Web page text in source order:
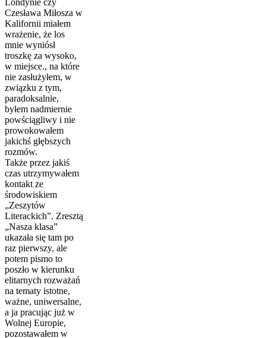
Londynie czy
Czesława Miłosza w
Kalifornii miałem
wrażenie, że los
mnie wyniósł
troszkę za wysoko,
w miejsce., na które
nie zasłużyłem, w
związku z tym,
paradoksalnie,
byłem nadmiernie
powściągliwy i nie
prowokowałem
jakichś głębszych
rozmów.
Także przez jakiś
czas utrzymywałem
kontakt ze
środowiskiem
„Zeszytów
Literackich”. Zresztą
„Nasza klasa”
ukazała się tam po
raz pierwszy, ale
potem pismo to
poszło w kierunku
elitarnych rozważań
na tematy istotne,
ważne, uniwersalne,
a ja pracując już w
Wolnej Europie,
pozostawałem w